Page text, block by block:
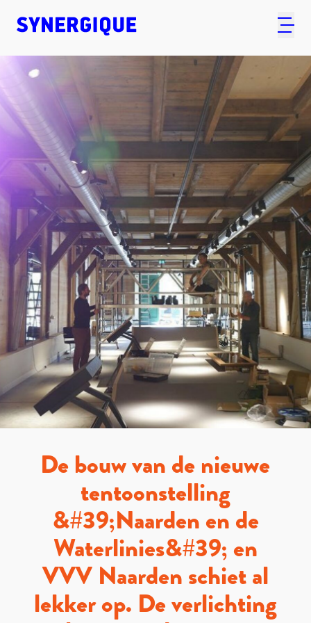
De bouw van de nieuwe
tentoonstelling
&#39;Naarden en de
Waterlinies&#39; en
VVV Naarden schiet al
lekker op. De verlichting